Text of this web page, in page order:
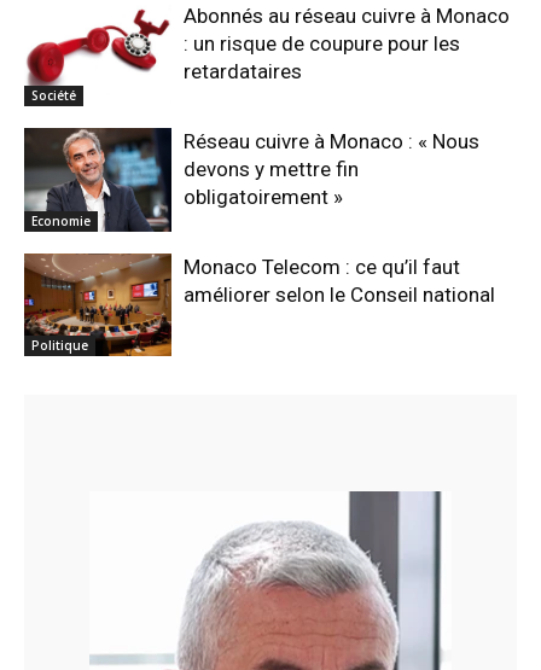
Société
Abonnés au réseau cuivre à Monaco
: un risque de coupure pour les
retardataires
Economie
Réseau cuivre à Monaco : « Nous
devons y mettre fin
obligatoirement »
Politique
Monaco Telecom : ce qu’il faut
améliorer selon le Conseil national